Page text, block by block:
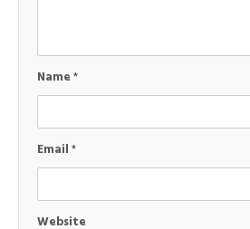
Name*
Email*
Website